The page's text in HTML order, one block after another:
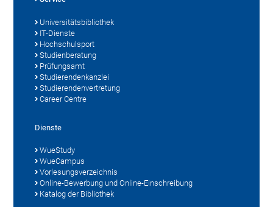
Universitätsbibliothek
IT-Dienste
Hochschulsport
Studienberatung
Prüfungsamt
Studierendenkanzlei
Studierendenvertretung
Career Centre
Dienste
WueStudy
WueCampus
Vorlesungsverzeichnis
Online-Bewerbung und Online-Einschreibung
Katalog der Bibliothek